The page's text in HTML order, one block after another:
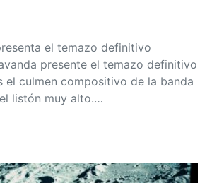
el temazo definitivo
presente el temazo definitivo
el culmen compositivo de la banda
listón muy alto.…